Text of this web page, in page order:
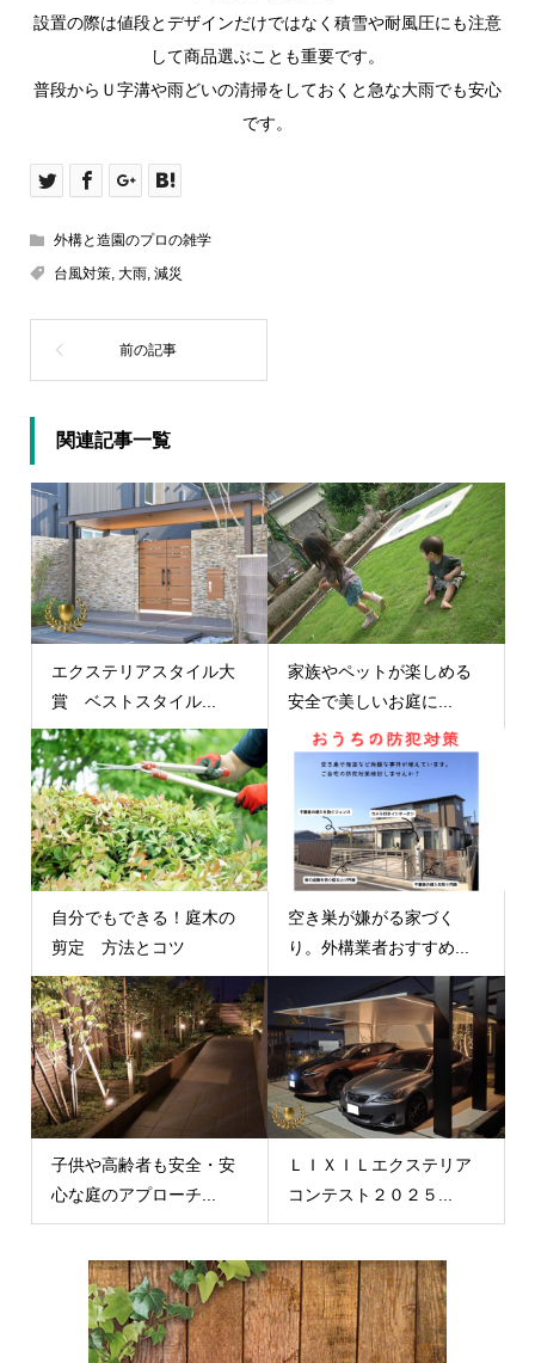
設置の際は値段とデザインだけではなく積雪や耐風圧にも注意
して商品選ぶことも重要です。
普段からＵ字溝や雨どいの清掃をしておくと急な大雨でも安心
です。
外構と造園のプロの雑学
台風対策, 大雨, 減災
関連記事一覧
エクステリアスタイル大
賞 ベストスタイル...
家族やペットが楽しめる
安全で美しいお庭に...
自分でもできる！庭木の
剪定 方法とコツ
空き巣が嫌がる家づく
り。外構業者おすすめ...
子供や高齢者も安全・安
心な庭のアプローチ...
ＬＩＸＩＬエクステリア
コンテスト２０２５...